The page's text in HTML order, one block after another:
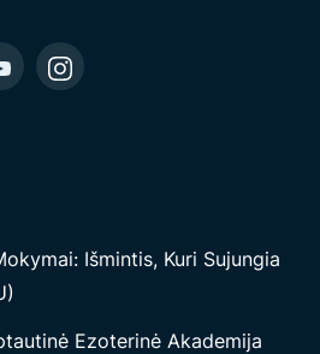
Išmintis, Kuri Sujungia
Ezoterinė Akademija